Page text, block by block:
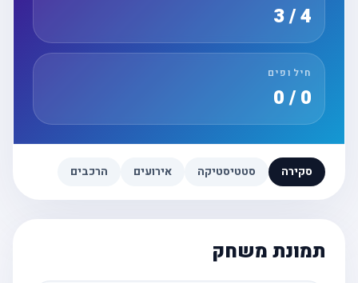
חילופים
סקירה סטטיסטיקה אירועים הרכבים
תמונת משחק